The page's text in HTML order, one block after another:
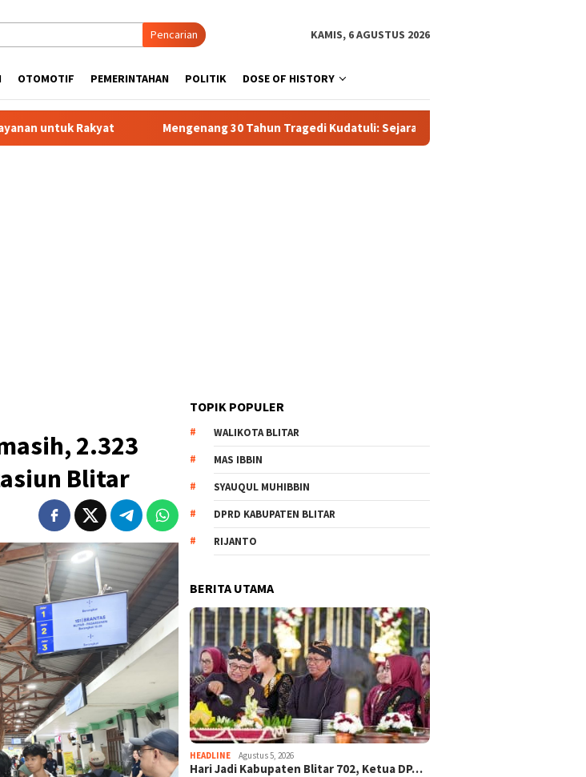
Pencarian KAMIS, 6 AGUSTUS 2026
OTOMOTIF PEMERINTAHAN POLITIK DOSE OF HISTORY
Mengenang 30 Tahun Tragedi Kudatuli: Sejarah Kelam Politik Orde Baru dan Titik Balik Reformasi
2.323
Blitar
TOPIK POPULER
WALIKOTA BLITAR
MAS IBBIN
SYAUQUL MUHIBBIN
DPRD KABUPATEN BLITAR
RIJANTO
BERITA UTAMA
HEADLINE Agustus 5, 2026
Hari Jadi Kabupaten Blitar 702, Ketua DP…